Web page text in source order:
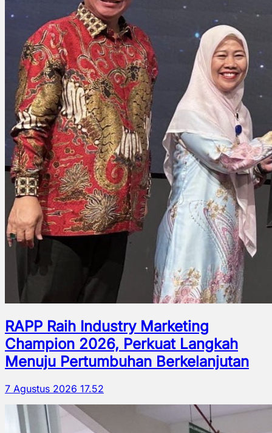
RAPP Raih Industry Marketing
Champion 2026, Perkuat Langkah
Menuju Pertumbuhan Berkelanjutan
7 Agustus 2026 17.52